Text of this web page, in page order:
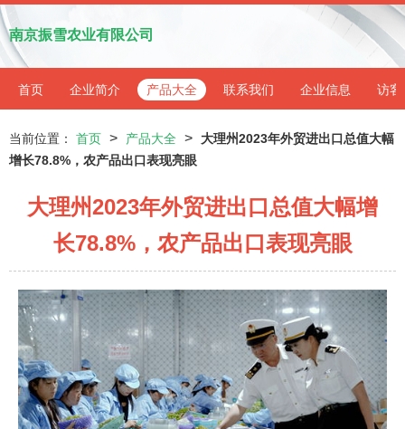
南京振雪农业有限公司
首页 企业简介 产品大全 联系我们 企业信息 访客
当前位置： 首页 > 产品大全 >
大理州2023年外贸进出口总值大幅
增长78.8%，农产品出口表现亮眼
大理州2023年外贸进出口总值大幅增
长78.8%，农产品出口表现亮眼